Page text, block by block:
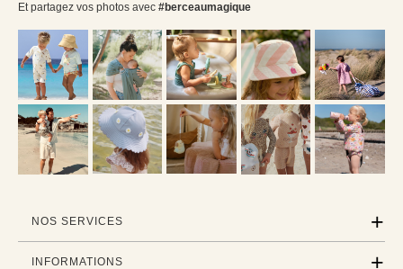
Et partagez vos photos avec #berceaumagique
NOS SERVICES
INFORMATIONS